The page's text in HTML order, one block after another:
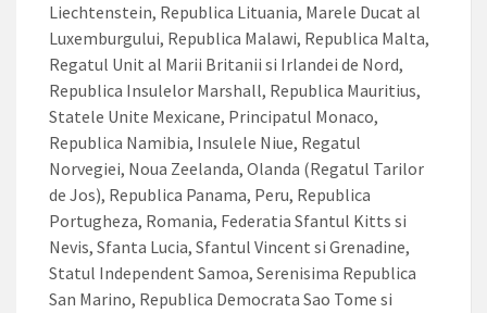
Liechtenstein, Republica Lituania, Marele Ducat al
Luxemburgului, Republica Malawi, Republica Malta,
Regatul Unit al Marii Britanii si Irlandei de Nord,
Republica Insulelor Marshall, Republica Mauritius,
Statele Unite Mexicane, Principatul Monaco,
Republica Namibia, Insulele Niue, Regatul
Norvegiei, Noua Zeelanda, Olanda (Regatul Tarilor
de Jos), Republica Panama, Peru, Republica
Portugheza, Romania, Federatia Sfantul Kitts si
Nevis, Sfanta Lucia, Sfantul Vincent si Grenadine,
Statul Independent Samoa, Serenisima Republica
San Marino, Republica Democrata Sao Tome si